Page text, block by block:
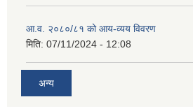
आ.व. २०८०/८१ को आय-व्यय विवरण
मिति: 07/11/2024 - 12:08
अन्य